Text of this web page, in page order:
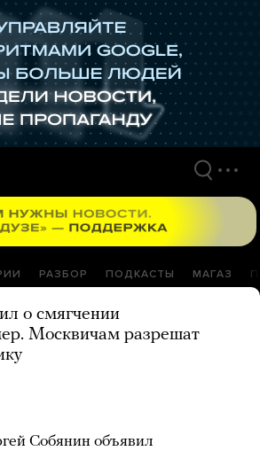
РАЗБОР ПОДКАСТЫ МАГАЗ
о смягчении
Москвичам разрешат
Собянин объявил